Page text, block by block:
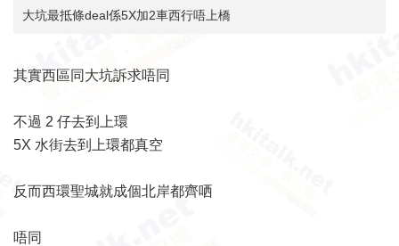
大坑最抵條deal係5X加2車西行唔上橋
其實西區同大坑訴求唔同
不過 2 仔去到上環
5X 水街去到上環都真空
反而西環聖城就成個北岸都齊哂
唔同